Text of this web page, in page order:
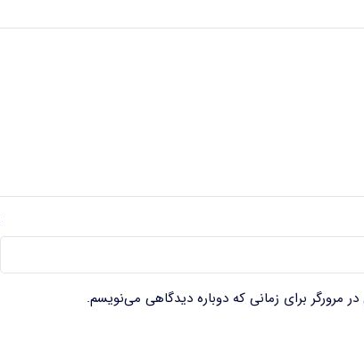
مرورگر برای زمانی که دوباره دیدگاهی می‌نویسم.